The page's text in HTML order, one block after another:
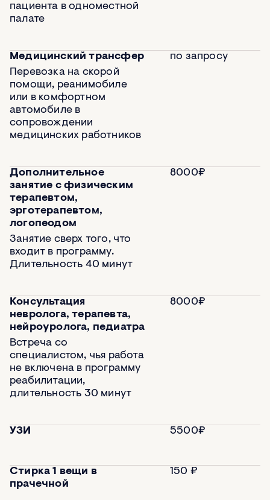
пациента в одноместной
палате
Медицинский трансфер
Перевозка на скорой
помощи, реанимобиле
или в комфортном
автомобиле в
сопровождении
медицинских работников
по запросу
Дополнительное
занятие с физическим
терапевтом,
эрготерапевтом,
логопеодом
Занятие сверх того, что
входит в программу.
Длительность 40 минут
8000₽
Консультация
невролога, терапевта,
нейроуролога, педиатра
Встреча со
специалистом, чья работа
не включена в программу
реабилитации,
длительность 30 минут
8000₽
УЗИ 5500₽
Стирка 1 вещи в
прачечной
150 ₽